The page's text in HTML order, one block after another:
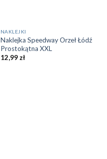
BRAK W MAGAZYNIE
NAKLEJKI
Naklejka Speedway Orzeł Łódź
Prostokątna XXL
12,99zł